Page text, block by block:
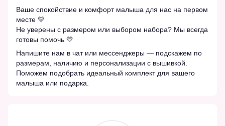
Ваше спокойствие и комфорт малыша для нас на первом
месте 💛
Не уверены с размером или выбором набора? Мы всегда
готовы помочь 💛
Напишите нам в чат или мессенджеры — подскажем по
размерам, наличию и персонализации с вышивкой.
Поможем подобрать идеальный комплект для вашего
малыша или подарка.